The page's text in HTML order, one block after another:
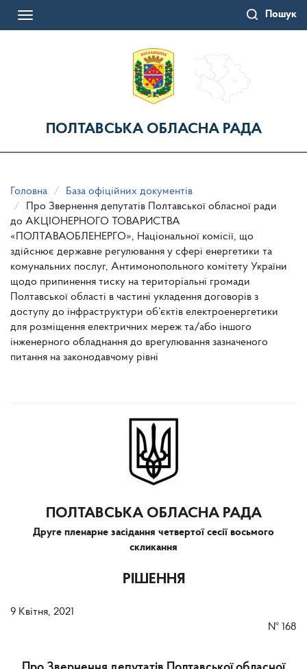
Пошук
Toggle
ПОЛТАВСЬКА ОБЛАСНА РАДА
Головна
База офіційних документів
Про Звернення депутатів Полтавської обласної ради
до АКЦІОНЕРНОГО ТОВАРИСТВА
«ПОЛТАВАОБЛЕНЕРГО», Національної комісії, що
здійснює державне регулювання у сфері енергетики та
комунальних послуг, Антимонопольного комітету України
щодо припинення тиску на територіальні громади
Полтавської області в частині укладення договорів з
доступу до інфраструктури об’єктів електроенергетики
для розміщення електричних мереж та/або іншого
інженерного обладнання до врегулювання зазначеного
питання на законодавчому рівні
ПОЛТАВСЬКА ОБЛАСНА РАДА
Друге пленарне засідання четвертої сесії восьмого
скликання
РІШЕННЯ
9 Квітня, 2021
№ 168